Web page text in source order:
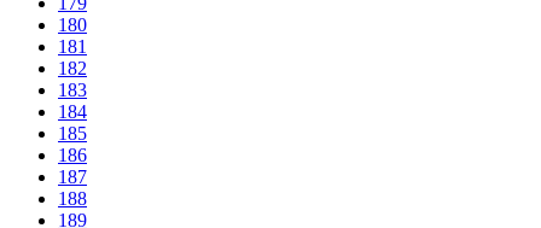
180
181
182
183
184
185
186
187
188
189